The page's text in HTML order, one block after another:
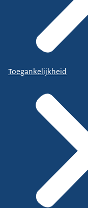
Toegankelijkheid